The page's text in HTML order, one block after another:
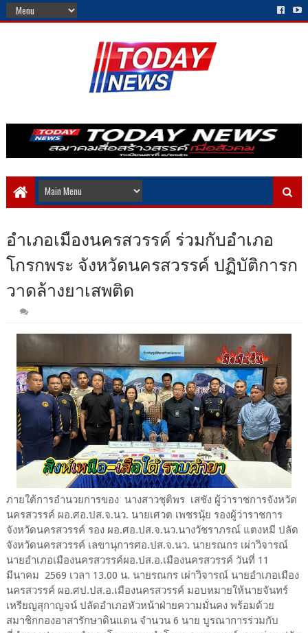
อำเภอเมืองนครสวรรค์ ร่วมกับอำเภอ
โกรกพระ จังหวัดนครสวรรค์ ปฏิบัติการก
วาดล้างยาเสพติด
ภายใต้การอำนวยการของ นางสาวชุติพร เสชัง ผู้ว่าราชการจังหวัด
นครสวรรค์ ผอ.ศอ.ปส.จ.นว. นายเศวต เพชรนุ้ย รองผู้ว่าราชการ
จังหวัดนครสวรรค์ รอง ผอ.ศอ.ปส.จ.นว.นางวัชราภรณ์ แตงหมี ปลัด
จังหวัดนครสวรรค์ เลขานุการศอ.ปส.จ.นว. นายรณกร เผ่าวิจารณ์
นายอำเภอเมืองนครสวรรค์ผอ.ปส.อ.เมืองนครสวรรค์ วันที่ 11
มีนาคม 2569 เวลา 13.00 น. นายรณกร เผ่าวิจารณ์ นายอำเภอเมือง
นครสวรรค์ ผอ.ศป.ปส.อ.เมืองนครสวรรค์ มอบหมายให้นายจันทร์
เหรียญสุกาญจน์ ปลัดอำเภอหัวหน้าฝ่ายความมั่นคง พร้อมด้วย
สมาชิกกองอาสารักษาดินแดน จำนวน 6 นาย บูรณาการร่วมกับ